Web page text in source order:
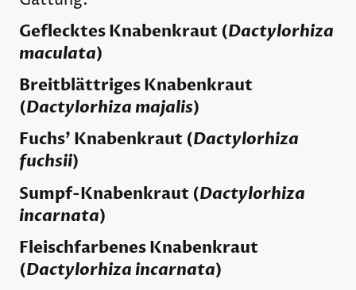
Geflecktes Knabenkraut (Dactylorhiza
maculata)
Breitblättriges Knabenkraut
(Dactylorhiza majalis)
Fuchs’ Knabenkraut (Dactylorhiza
fuchsii)
Sumpf-Knabenkraut (Dactylorhiza
incarnata)
Fleischfarbenes Knabenkraut
(Dactylorhiza incarnata)